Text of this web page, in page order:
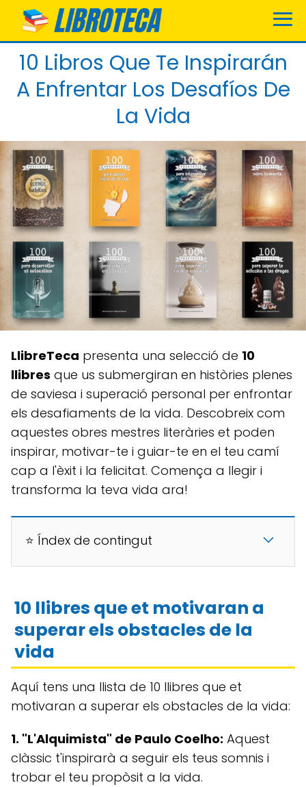
10 Libros Que Te Inspirarán
A Enfrentar Los Desafíos De
La Vida
LlibreTeca presenta una selecció de 10
llibres que us submergiran en històries plenes
de saviesa i superació personal per enfrontar
els desafiaments de la vida. Descobreix com
aquestes obres mestres literàries et poden
inspirar, motivar-te i guiar-te en el teu camí
cap a l'èxit i la felicitat. Comença a llegir i
transforma la teva vida ara!
⭐ Índex de contingut
10 llibres que et motivaran a
superar els obstacles de la
vida
Aquí tens una llista de 10 llibres que et
motivaran a superar els obstacles de la vida:
1. "L'Alquimista" de Paulo Coelho: Aquest
clàssic t'inspirarà a seguir els teus somnis i
trobar el teu propòsit a la vida.